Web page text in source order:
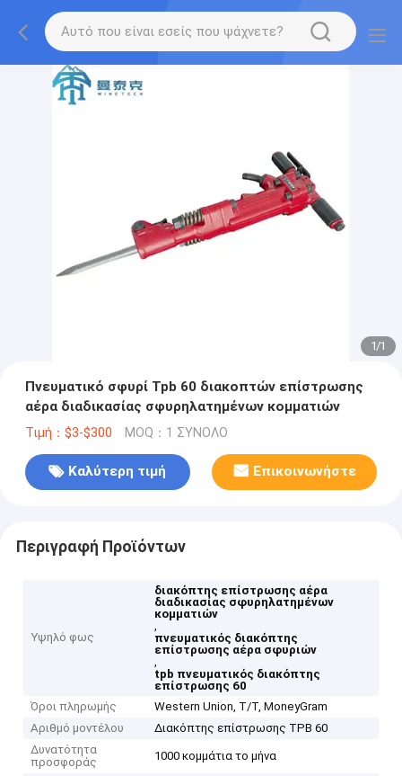
1/1
Πνευματικό σφυρί Tpb 60 διακοπτών επίστρωσης
αέρα διαδικασίας σφυρηλατημένων κομματιών
Τιμή：$3-$300 MOQ：1 ΣΥΝΟΛΟ
Καλύτερη τιμή Επικοινωνήστε
Περιγραφή Προϊόντων
Υψηλό φως
διακόπτης επίστρωσης αέρα
διαδικασίας σφυρηλατημένων
κομματιών
,
πνευματικός διακόπτης
επίστρωσης αέρα σφυριών
,
tpb πνευματικός διακόπτης
επίστρωσης 60
Όροι πληρωμής
Western Union, T/T, MoneyGram
Αριθμό μοντέλου
Διακόπτης επίστρωσης TPB 60
Δυνατότητα
προσφοράς
1000 κομμάτια το μήνα